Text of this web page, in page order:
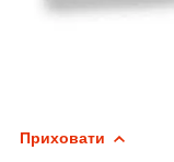
Приховати